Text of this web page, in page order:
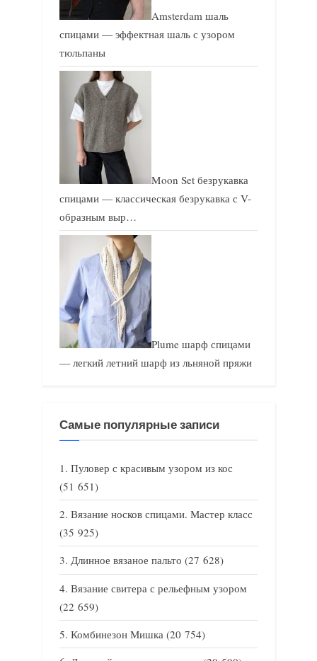
Amsterdam шаль
спицами — эффектная шаль с узором
тюльпаны
Moon Set безрукавка
спицами — классическая безрукавка с V-
образным выр…
Plume шарф спицами
— легкий летний шарф из льняной пряжи
Самые популярные записи
Пуловер с красивым узором из кос
(51 651)
Вязание носков спицами. Мастер класс
(35 925)
Длинное вязаное пальто (27 628)
Вязание свитера с рельефным узором
(22 659)
Комбинезон Мишка (20 754)